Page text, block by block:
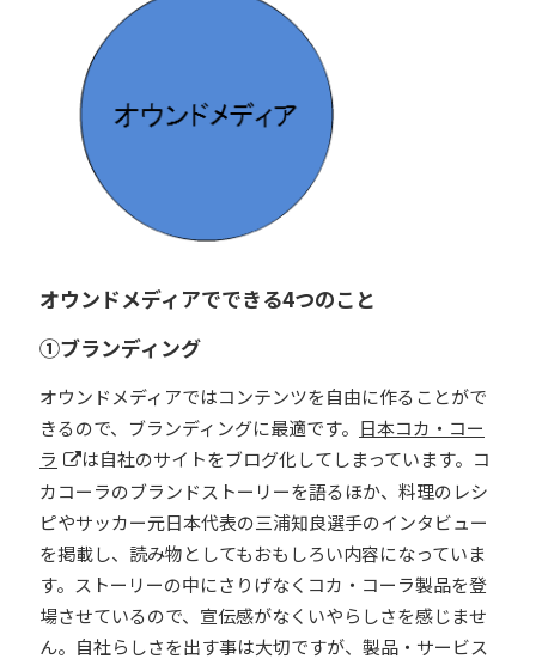
オウンドメディアでできる4つのこと
①ブランディング
オウンドメディアではコンテンツを自由に作ることがで
きるので、ブランディングに最適です。 日本コカ・コー
ラ
は自社のサイトをブログ化してしまっています。コ
カコーラのブランドストーリーを語るほか、料理のレシ
ピやサッカー元日本代表の三浦知良選手のインタビュー
を掲載し、読み物としてもおもしろい内容になっていま
す。ストーリーの中にさりげなくコカ・コーラ製品を登
場させているので、宣伝感がなくいやらしさを感じませ
ん。自社らしさを出す事は大切ですが、製品・サービス